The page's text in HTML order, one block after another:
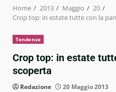
Home 2013 Maggio
20
Crop top: in estate tutte con la
Tendenze
Crop top: in estate
scoperta
Redazione 20 Maggio 2013